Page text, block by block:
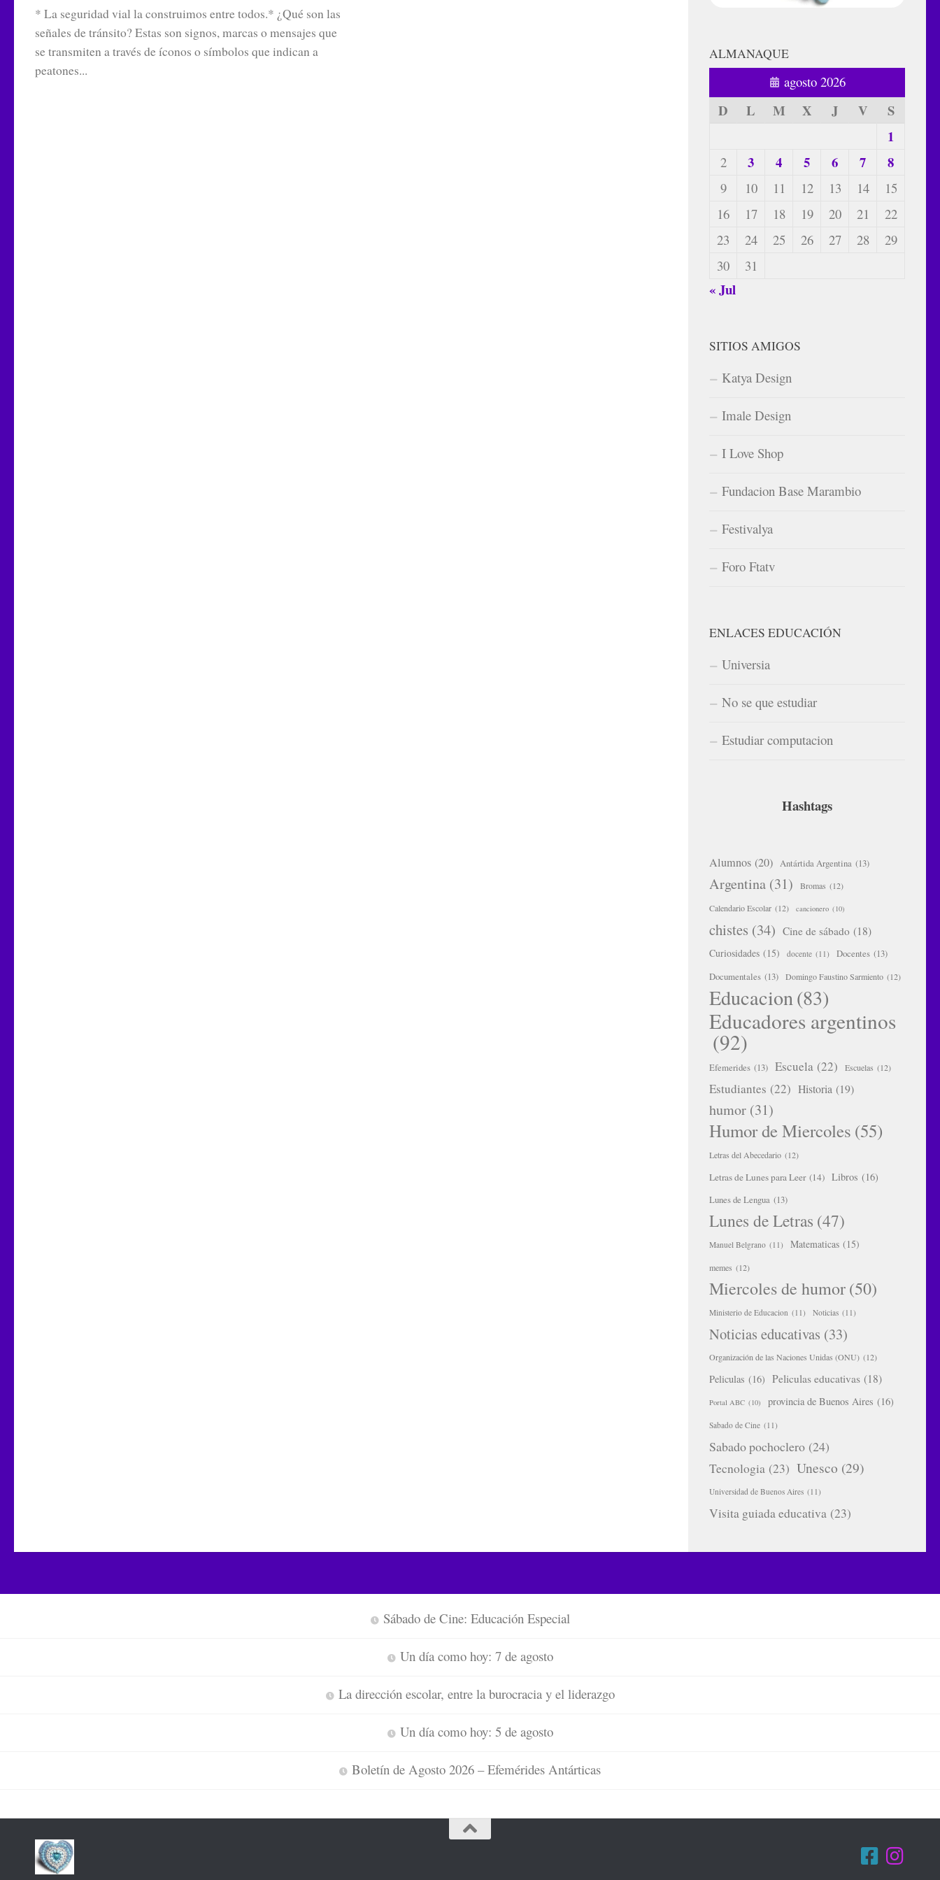
* La seguridad vial la construimos entre todos.* ¿Qué son las
señales de tránsito? Estas son signos, marcas o mensajes que
se transmiten a través de íconos o símbolos que indican a
peatones...
ALMANAQUE
agosto 2026
D L M X J V
S
1
2 3 4 5 6 7 8
9 10 11 12 13 14
15
16
17 18 19 20 21
22
23
24 25 26 27 28
29
30
31
« Jul
SITIOS AMIGOS
Katya Design
Imale Design
I Love Shop
Fundacion Base Marambio
Festivalya
Foro Ftatv
ENLACES EDUCACIÓN
Universia
No se que estudiar
Estudiar computacion
Hashtags
Alumnos (20) Antártida Argentina (13)
Argentina (31) Bromas (12)
Calendario Escolar (12) cancionero (10)
chistes (34) Cine de sábado (18)
Curiosidades (15) docente (11) Docentes (13)
Documentales (13) Domingo Faustino Sarmiento (12)
Educacion(83)
Educadores argentinos
(92)
Efemerides (13) Escuela (22) Escuelas (12)
Estudiantes (22) Historia (19)
humor (31)
Humor de Miercoles (55)
Letras del Abecedario (12)
Letras de Lunes para Leer (14) Libros (16)
Lunes de Lengua (13)
Lunes de Letras (47)
Manuel Belgrano (11) Matematicas (15)
memes (12)
Miercoles de humor(50)
Ministerio de Educacion (11) Noticias (11)
Noticias educativas (33)
Organización de las Naciones Unidas (ONU) (12)
Peliculas (16) Peliculas educativas (18)
Portal ABC (10) provincia de Buenos Aires (16)
Sabado de Cine (11)
Sabado pochoclero (24)
Tecnologia (23) Unesco (29)
Universidad de Buenos Aires (11)
Visita guiada educativa (23)
Sábado de Cine: Educación Especial
Un día como hoy: 7 de agosto
La dirección escolar, entre la burocracia y el liderazgo
Un día como hoy: 5 de agosto
Boletín de Agosto 2026 – Efemérides Antárticas